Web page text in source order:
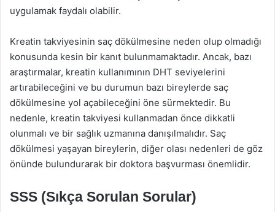
uygulamak faydalı olabilir.
Kreatin takviyesinin saç dökülmesine neden olup olmadığı
konusunda kesin bir kanıt bulunmamaktadır. Ancak, bazı
araştırmalar, kreatin kullanımının DHT seviyelerini
artırabileceğini ve bu durumun bazı bireylerde saç
dökülmesine yol açabileceğini öne sürmektedir. Bu
nedenle, kreatin takviyesi kullanmadan önce dikkatli
olunmalı ve bir sağlık uzmanına danışılmalıdır. Saç
dökülmesi yaşayan bireylerin, diğer olası nedenleri de göz
önünde bulundurarak bir doktora başvurması önemlidir.
SSS (Sıkça Sorulan Sorular)